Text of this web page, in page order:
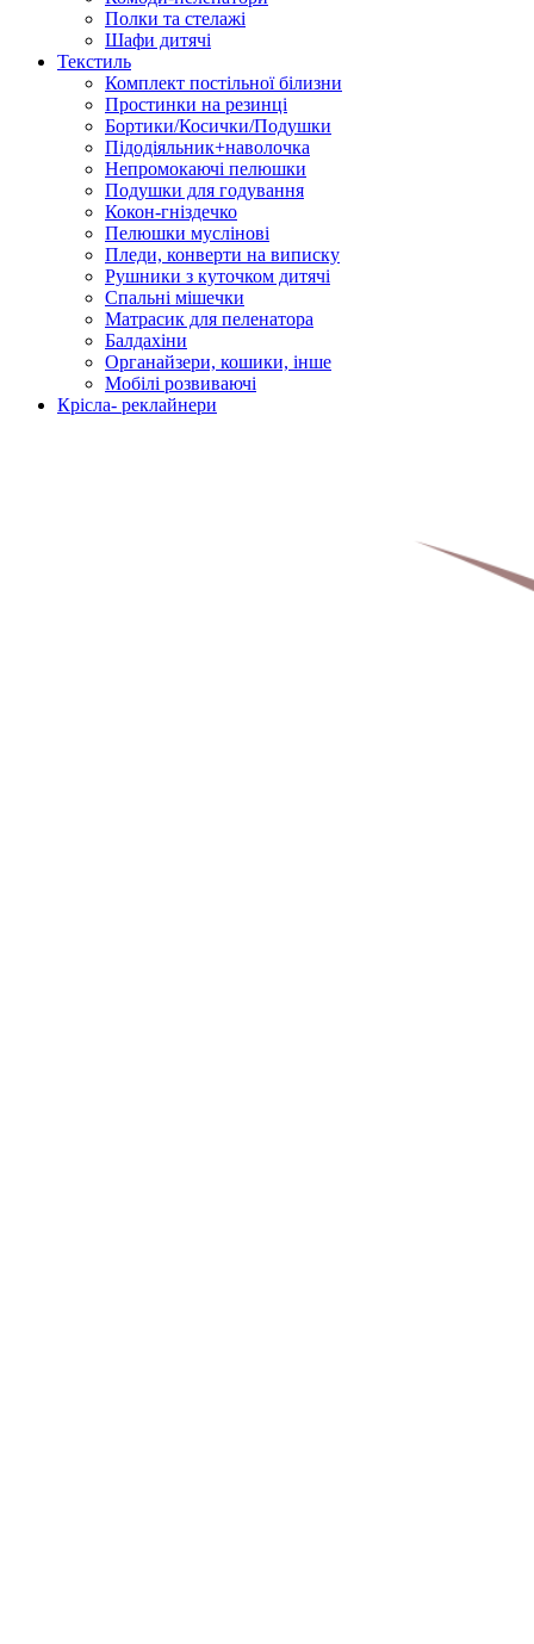
Полки та стелажі
Шафи дитячі
Текстиль
Комплект постільної білизни
Простинки на резинці
Бортики/Косички/Подушки
Підодіяльник+наволочка
Непромокаючі пелюшки
Подушки для годування
Кокон-гніздечко
Пелюшки муслінові
Пледи, конверти на виписку
Рушники з куточком дитячі
Спальні мішечки
Матрасик для пеленатора
Балдахіни
Органайзери, кошики, інше
Мобілі розвиваючі
Крісла- реклайнери